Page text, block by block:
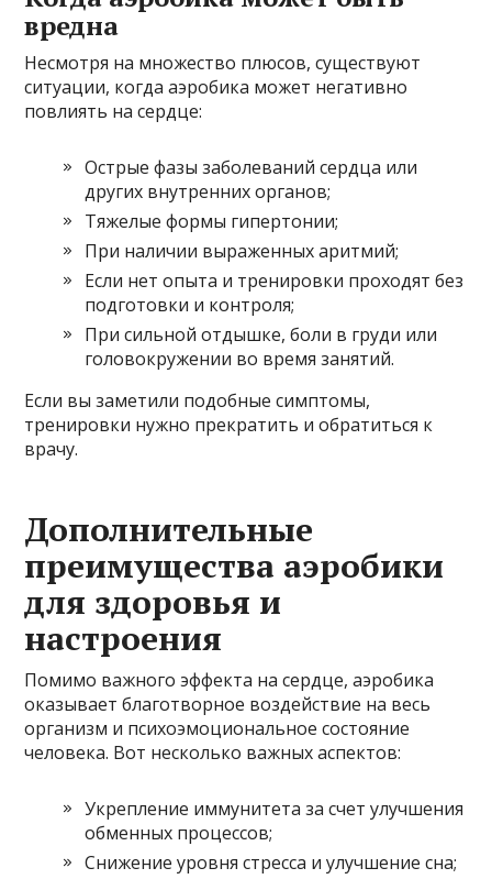
вредна
Несмотря на множество плюсов, существуют
ситуации, когда аэробика может негативно
повлиять на сердце:
Острые фазы заболеваний сердца или
других внутренних органов;
Тяжелые формы гипертонии;
При наличии выраженных аритмий;
Если нет опыта и тренировки проходят без
подготовки и контроля;
При сильной отдышке, боли в груди или
головокружении во время занятий.
Если вы заметили подобные симптомы,
тренировки нужно прекратить и обратиться к
врачу.
Дополнительные
преимущества аэробики
для здоровья и
настроения
Помимо важного эффекта на сердце, аэробика
оказывает благотворное воздействие на весь
организм и психоэмоциональное состояние
человека. Вот несколько важных аспектов:
Укрепление иммунитета за счет улучшения
обменных процессов;
Снижение уровня стресса и улучшение сна;